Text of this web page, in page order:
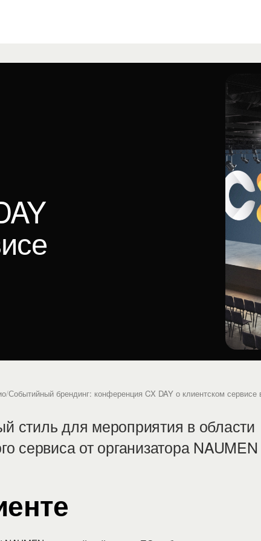
/Событийный брендинг: конференция CX DAY о клиентском сервисе
стиль для мероприятия в области
сервиса от организатора NAUMEN